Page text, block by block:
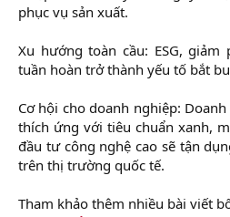
phục vụ sản xuất.
Xu hướng toàn cầu: ESG,
tuần hoàn trở thành yếu tố bắt
Cơ hội cho doanh nghiệp:
thích ứng với tiêu chuẩn xanh,
đầu tư công nghệ cao sẽ tận
trên thị trường quốc tế.
Tham khảo thêm nhiều bài viết